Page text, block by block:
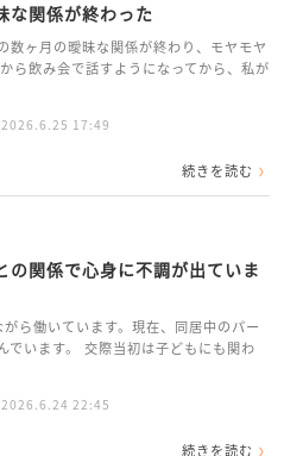
な関係が終わった
数ヶ月の曖昧な関係が終わり、モヤモヤ
ら飲み会で話すようになってから、私が
2026.6.25 17:49
続きを読む
の関係で心身に不調が出ていま
ら働いています。現在、同居中のパー
でいます。 交際当初は子どもにも関わ
2026.6.24 22:45
続きを読む